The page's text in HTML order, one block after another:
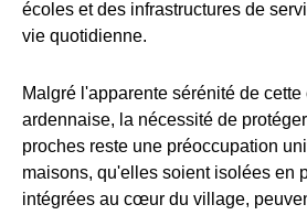
écoles et des infrastructures de
vie quotidienne.
Malgré l'apparente sérénité de cette
ardennaise, la nécessité de
proches reste une préoccupation
maisons, qu'elles soient isolées en
intégrées au cœur du village,